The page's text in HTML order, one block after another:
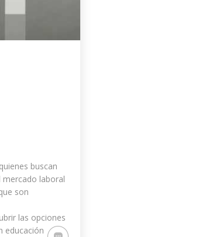
buscan
mercado laboral
son
las opciones
educación